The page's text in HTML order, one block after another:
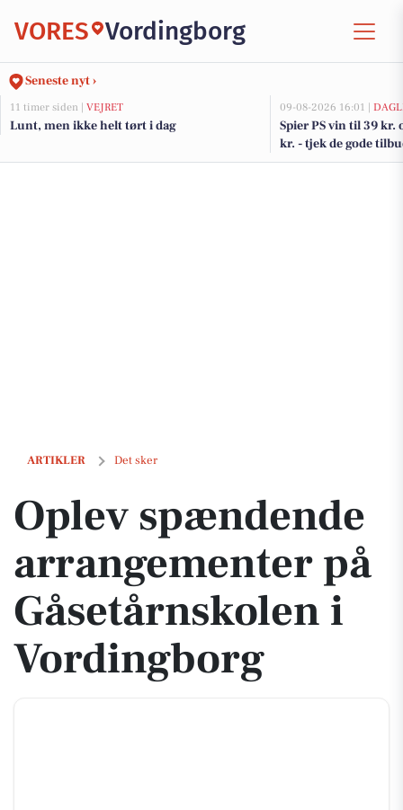
VORES Vordingborg
Seneste nyt ›
11 timer siden | VEJRET
Lunt, men ikke helt tørt i dag
09-08-2026 16:01 |
Spier PS vin til 39 kr.
kr. - tjek de gode
ARTIKLER Det sker
Oplev spændende arrangementer på Gåsetårnskolen i Vordingborg
Oplev spændende
arrangementer på
Gåsetårnskolen i
Vordingborg